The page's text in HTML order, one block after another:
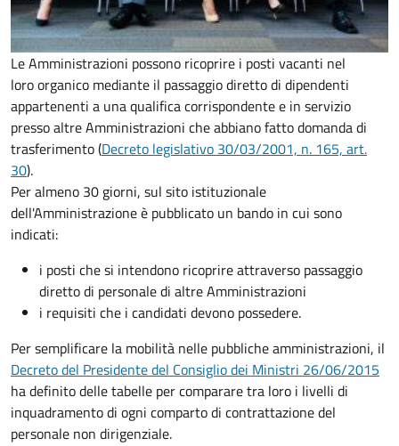
Le Amministrazioni possono ricoprire i posti vacanti nel
loro organico mediante il passaggio diretto di dipendenti
appartenenti a una qualifica corrispondente e in servizio
presso altre Amministrazioni che abbiano fatto domanda di
trasferimento (Decreto legislativo 30/03/2001, n. 165, art.
30).
Per almeno 30 giorni, sul sito istituzionale
dell'Amministrazione è pubblicato un bando in cui sono
indicati:
i posti che si intendono ricoprire attraverso passaggio
diretto di personale di altre Amministrazioni
i requisiti che i candidati devono possedere.
Per semplificare la mobilità nelle pubbliche amministrazioni, il
Decreto del Presidente del Consiglio dei Ministri 26/06/2015
ha definito delle tabelle per comparare tra loro i livelli di
inquadramento di ogni comparto di contrattazione del
personale non dirigenziale.